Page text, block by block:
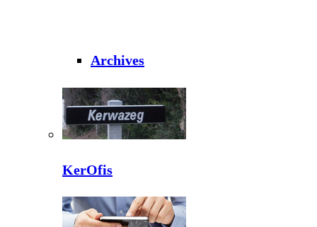
Archives
KerOfis